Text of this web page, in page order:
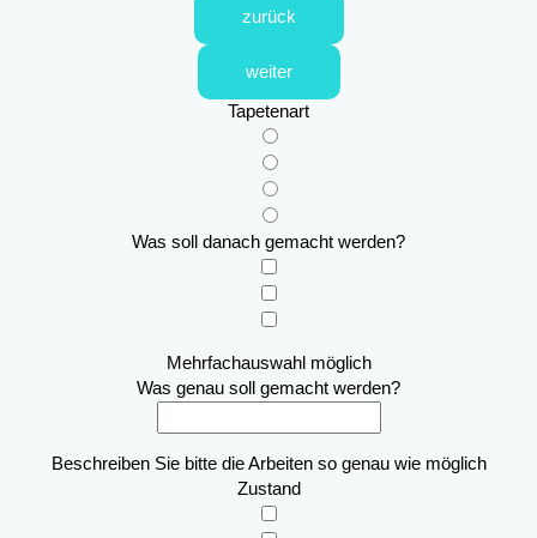
zurück
weiter
Tapetenart
Was soll danach gemacht werden?
Mehrfachauswahl möglich
Was genau soll gemacht werden?
Beschreiben Sie bitte die Arbeiten so genau wie möglich
Zustand